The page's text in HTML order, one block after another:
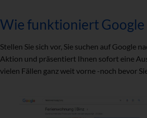
Wie funktioniert
Stellen Sie sich vor, Sie suchen auf Google
Aktion und präsentiert Ihnen sofort eine
vielen Fällen ganz weit vorne -noch bevor